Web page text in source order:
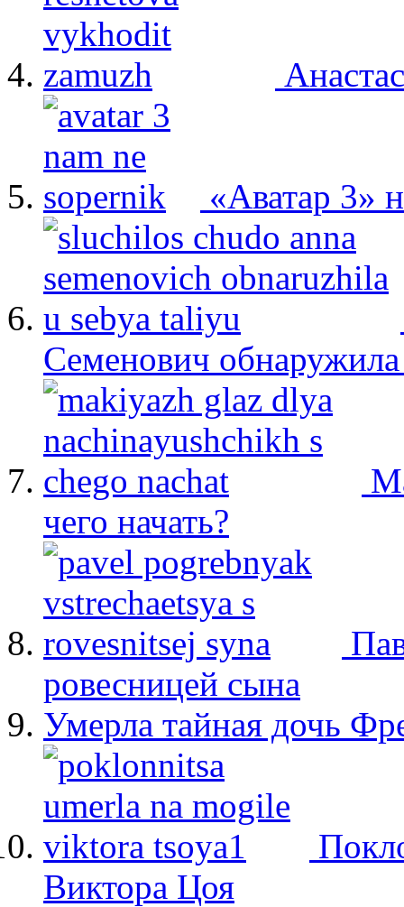
«Аватар 3»
Семенович
чего начать?
ровесницей сына
Умерла тайная дочь
Виктора Цоя